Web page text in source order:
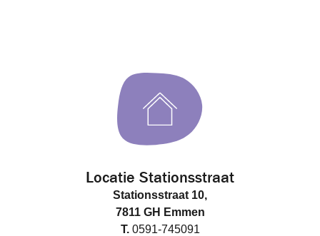
Locatie Stationsstraat
Stationsstraat 10,
7811 GH Emmen
T. 0591-745091